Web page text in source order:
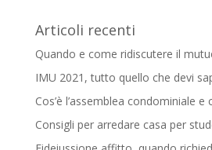
Articoli recenti
Quando e come ridiscutere il
IMU 2021, tutto quello che devi
Cos’è l’assemblea condominiale
Consigli per arredare casa per